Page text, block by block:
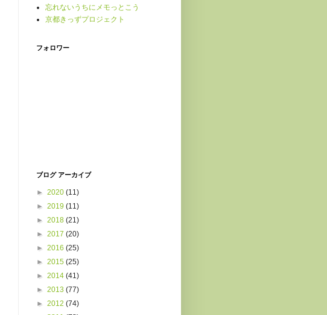
忘れないうちにメモっとこう
京都きっずプロジェクト
フォロワー
ブログ アーカイブ
► 2020 (11)
► 2019 (11)
► 2018 (21)
► 2017 (20)
► 2016 (25)
► 2015 (25)
► 2014 (41)
► 2013 (77)
► 2012 (74)